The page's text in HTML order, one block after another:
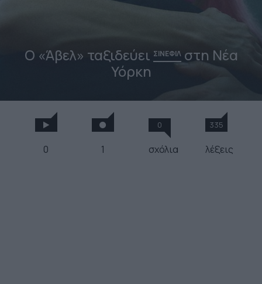
Ο «Άβελ» ταξιδεύει ΣΙΝΕΦΙΛστη Νέα
Υόρκη
0 1
0
σχόλια
335
λέξεις